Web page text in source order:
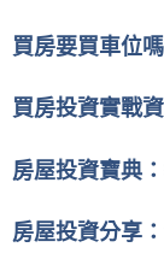
買房要買車位
買房投資實戰
房屋投資寶典
房屋投資分享